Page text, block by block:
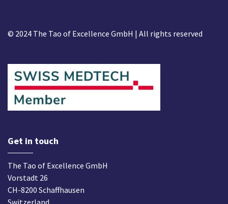
© 2024 The Tao of Excellence GmbH | All rights reserved
Get in touch
The Tao of Excellence GmbH
Vorstadt 26
CH-8200 Schaffhausen